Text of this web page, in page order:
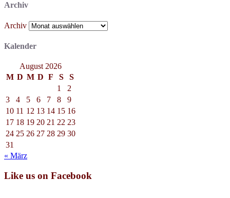
Archiv
Archiv
Kalender
August 2026
M D M D F S
S
1
2
3
4 5 6 7 8
9
10 11 12 13 14 15 16
17 18 19 20 21 22 23
24 25 26 27 28 29 30
31
« März
Like us on Facebook